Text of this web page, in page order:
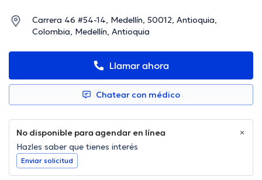
Carrera 46 #54-14, Medellín, 50012, Antioquia,
Colombia, Medellín, Antioquia
Llamar ahora
Chatear con médico
No disponible para agendar en línea
Hazles saber que tienes interés
Enviar solicitud